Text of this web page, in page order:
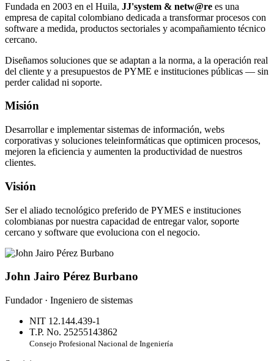
Fundada en 2003 en el Huila, JJ'system & netw@re es una
empresa de capital colombiano dedicada a transformar procesos con
software a medida, productos sectoriales y acompañamiento técnico
cercano.
Diseñamos soluciones que se adaptan a la norma, a la operación real
del cliente y a presupuestos de PYME e instituciones públicas — sin
perder calidad ni soporte.
Misión
Desarrollar e implementar sistemas de información, webs
corporativas y soluciones teleinformáticas que optimicen procesos,
mejoren la eficiencia y aumenten la productividad de nuestros
clientes.
Visión
Ser el aliado tecnológico preferido de PYMES e instituciones
colombianas por nuestra capacidad de entregar valor, soporte
cercano y software que evoluciona con el negocio.
John Jairo Pérez Burbano
Fundador · Ingeniero de sistemas
NIT 12.144.439-1
T.P. No. 25255143862
Consejo Profesional Nacional de Ingeniería